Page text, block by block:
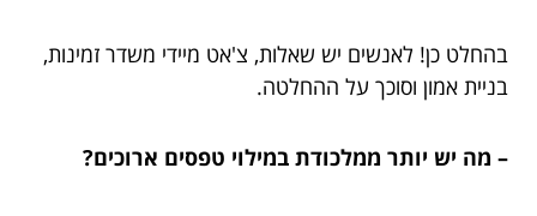
בהחלט כן! לאנשים יש שאלות, צ'אט מיידי משדר זמינות,
בניית אמון וסוכך על ההחלטה.
– מה יש יותר ממלכודת במילוי טפסים ארוכים?